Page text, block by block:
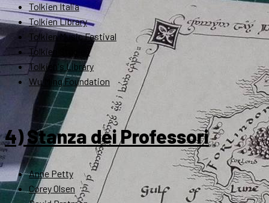
Tolkien Italia
Tolkien Library
Tolkien Music Festival
Tolkien Studies
Tolkien's Library
Wu Ming Foundation
4) Stanza dei Professori
Anne Petty
Corey Olsen